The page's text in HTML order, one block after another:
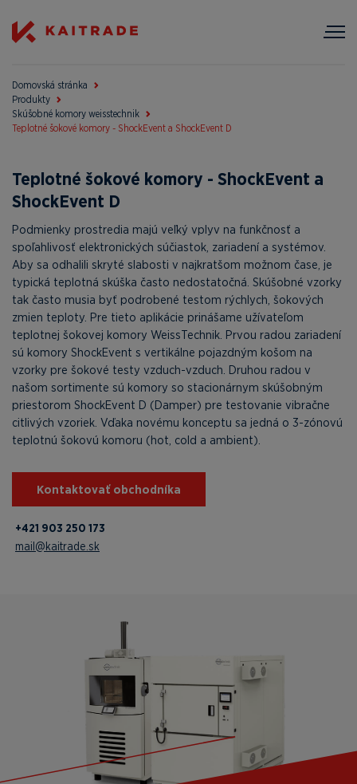
Domovská stránka
Produkty
Skúšobné komory weisstechnik
Teplotné šokové komory - ShockEvent a ShockEvent D
Teplotné šokové komory - ShockEvent a
ShockEvent D
Podmienky prostredia majú veľký vplyv na funkčnosť a
spoľahlivosť elektronických súčiastok, zariadení a systémov.
Aby sa odhalili skryté slabosti v najkratšom možnom čase, je
typická teplotná skúška často nedostatočná. Skúšobné vzorky
tak často musia byť podrobené testom rýchlych, šokových
zmien teploty. Pre tieto aplikácie prinášame užívateľom
teplotnej šokovej komory WeissTechnik. Prvou radou zariadení
sú komory ShockEvent s vertikálne pojazdným košom na
vzorky pre šokové testy vzduch-vzduch. Druhou radou v
našom sortimente sú komory so stacionárnym skúšobným
priestorom ShockEvent D (Damper) pre testovanie vibračne
citlivých vzoriek. Vďaka novému konceptu sa jedná o 3-zónovú
teplotnú šokovú komoru (hot, cold a ambient).
Kontaktovať obchodníka
+421 903 250 173
mail@kaitrade.sk